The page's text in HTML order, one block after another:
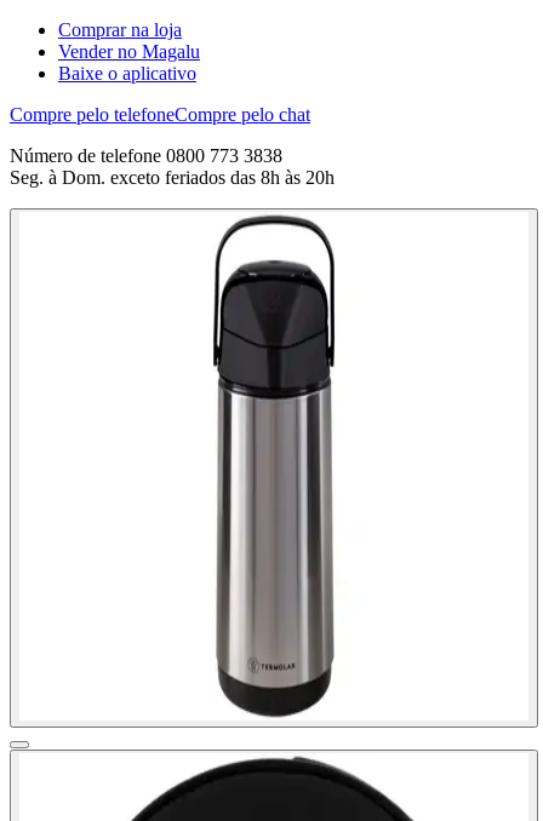
Comprar na loja
Vender no Magalu
Baixe o aplicativo
Compre pelo telefoneCompre pelo chat
Número de telefone 0800 773 3838
Seg. à Dom. exceto feriados das 8h às 20h